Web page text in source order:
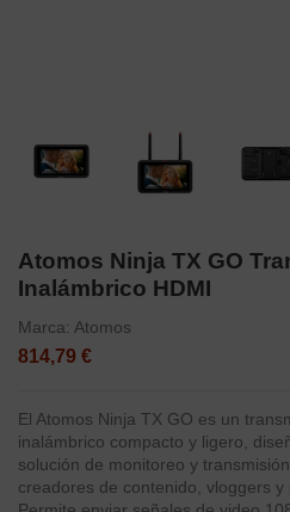
Atomos Ninja TX GO
Inalámbrico HDMI
Marca: Atomos
814,79 €
El Atomos Ninja TX GO es un
inalámbrico compacto y ligero,
solución de monitoreo y
creadores de contenido, vloggers y